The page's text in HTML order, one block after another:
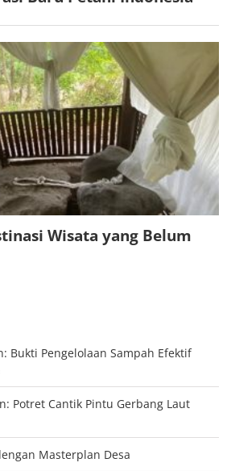
Bukti Pengelolaan Sampah Efektif
Potret Cantik Pintu Gerbang Laut
Masterplan Desa